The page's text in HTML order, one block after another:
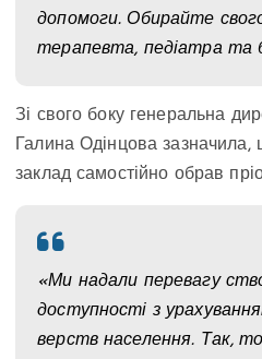
допомоги. Обирайте
терапевта, педіатра та
Зі свого боку генеральна
Галина Одінцова зазначила,
заклад самостійно обрав
«Ми надали перевагу
доступності з
верств населення. Так,